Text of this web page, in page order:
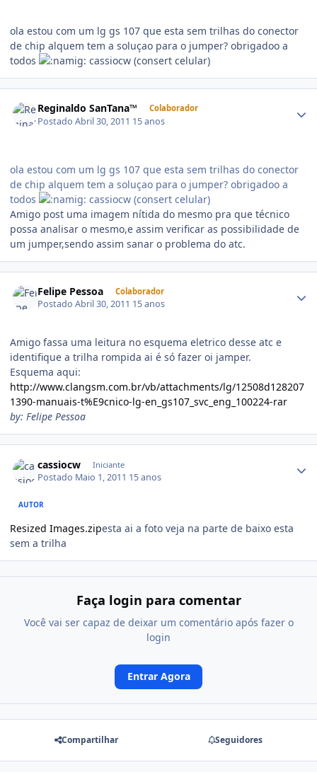
ola estou com um lg gs 107 que esta sem trilhas do conector
de chip alquem tem a soluçao para o jumper? obrigadoo a
todos
cassiocw (consert celular)
Reginaldo SanTana™ Colaborador
PostadoAbril 30, 2011 15 anos
ola estou com um lg gs 107 que esta sem trilhas do conector
de chip alquem tem a soluçao para o jumper? obrigadoo a
todos
cassiocw (consert celular)
Amigo post uma imagem nítida do mesmo pra que técnico
possa analisar o mesmo,e assim verificar as possibilidade de
um jumper,sendo assim sanar o problema do atc.
Felipe Pessoa Colaborador
PostadoAbril 30, 2011 15 anos
Amigo fassa uma leitura no esquema eletrico desse atc e
identifique a trilha rompida ai é só fazer oi jamper.
Esquema aqui:
http://www.clangsm.com.br/vb/attachments/lg/12508d128207
1390-manuais-t%E9cnico-lg-en_gs107_svc_eng_100224-rar
by: Felipe Pessoa
cassiocw Iniciante
Postado Maio 1, 2011 15 anos
AUTOR
Resized Images.zipesta ai a foto veja na parte de baixo esta
sem a trilha
Faça login para comentar
Você vai ser capaz de deixar um comentário após fazer o
login
Entrar Agora
Compartilhar Seguidores